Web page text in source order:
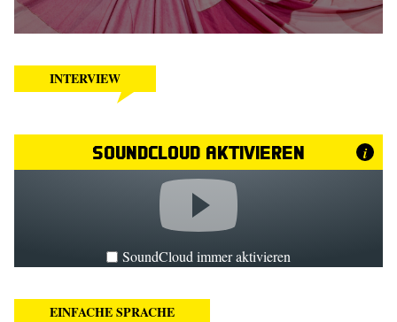
INTERVIEW
SoundCloud aktivieren i
SoundCloud immer aktivieren
EINFACHE SPRACHE